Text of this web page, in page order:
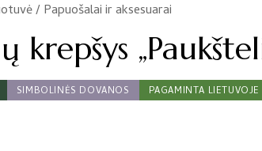
/Papuošalai ir aksesuarai
/
krepšys
SIMBOLINĖS DOVANOS PAGAMINTA LIETUVOJE